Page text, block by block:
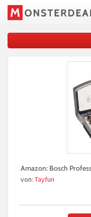
Amazon: Bosch
von: Tayfun